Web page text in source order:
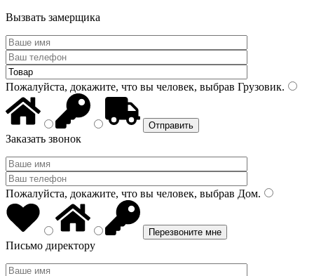
Вызвать замерщика
Пожалуйста, докажите, что вы человек, выбрав Грузовик.
Заказать звонок
Пожалуйста, докажите, что вы человек, выбрав Дом.
Письмо директору